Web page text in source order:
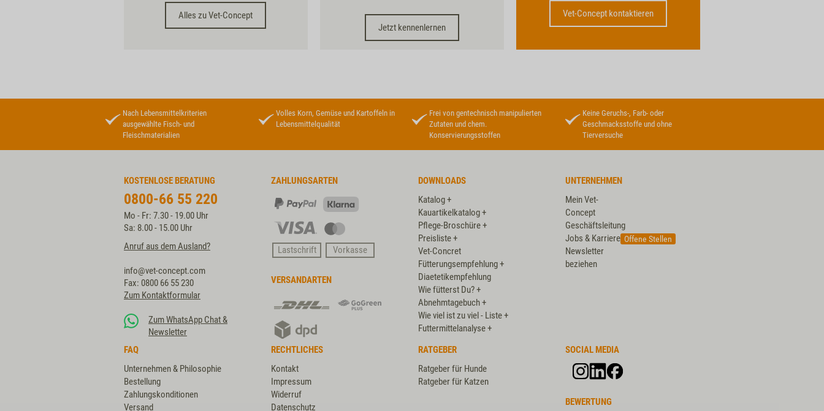
Alles zu Vet-Concept
Jetzt kennenlernen
Vet-Concept kontaktieren
Nach Lebensmittelkriterien
ausgewählte Fisch- und
Fleischmaterialien
Volles Korn, Gemüse und Kartoffeln in
Lebensmittelqualität
Frei von gentechnisch manipulierten
Zutaten und chem.
Konservierungsstoffen
Keine Geruchs-, Farb- oder
Geschmacksstoffe und ohne
Tierversuche
KOSTENLOSE BERATUNG
0800-66 55 220
Mo - Fr: 7.30 - 19.00 Uhr
Sa: 8.00 - 15.00 Uhr
Anruf aus dem Ausland?
info@vet-concept.com
Fax: 0800 66 55 230
Zum Kontaktformular
Zum WhatsApp Chat &
Newsletter
ZAHLUNGSARTEN
PayPal
Visa
Lastschrift
Vorkasse
VERSANDARTEN
DHL
DHL
GoGreen
DPD
DOWNLOADS
Katalog +
Kauartikelkatalog +
Pflege-Broschüre +
Preisliste +
Vet-Concret
Fütterungsempfehlung +
Diaetetikempfehlung
Wie fütterst Du? +
Abnehmtagebuch +
Wie viel ist zu viel - Liste +
Futtermittelanalyse +
UNTERNEHMEN
Mein Vet-
Concept
Geschäftsleitung
Jobs & Karriere Offene Stellen
Newsletter
beziehen
FAQ
Unternehmen & Philosophie
Bestellung
Zahlungskonditionen
Versand
RECHTLICHES
Kontakt
Impressum
Widerruf
Datenschutz
RATGEBER
Ratgeber für Hunde
Ratgeber für Katzen
SOCIAL MEDIA
BEWERTUNG